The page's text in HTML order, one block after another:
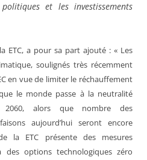
et les investissements
ETC, a pour sa part ajouté : « Les
soulignés très récemment
en vue de limiter le réchauffement
le monde passe à la neutralité
2060, alors que nombre des
aujourd’hui seront encore
la ETC présente des mesures
des options technologiques zéro